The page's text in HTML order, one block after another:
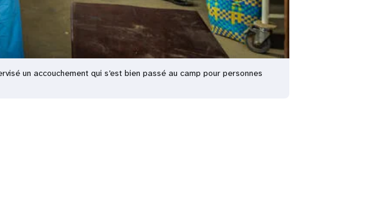
un accouchement qui s’est bien passé au camp pour personnes